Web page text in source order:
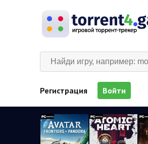
Регистрация Войти